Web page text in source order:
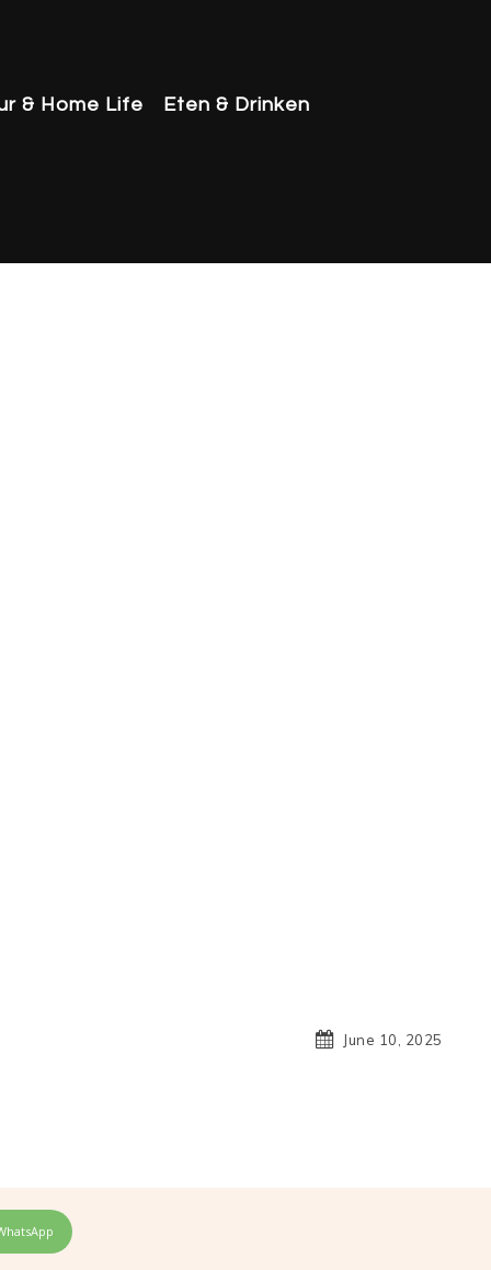
& Home Life Eten & Drinken
June 10, 2025